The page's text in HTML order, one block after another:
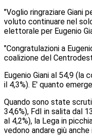
"Voglio ringraziare Giani
voluto continuare nel
elettorale per Eugenio
"Congratulazioni a
coalizione del
Eugenio Giani al 54,9 (la
il 4,3%). E' quanto
Quando sono state
34,6%), FdI in salita dal
al 4,2%), la Lega in
vedono andare giù